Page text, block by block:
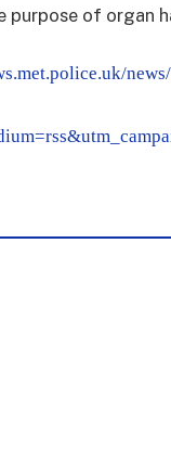
of organ